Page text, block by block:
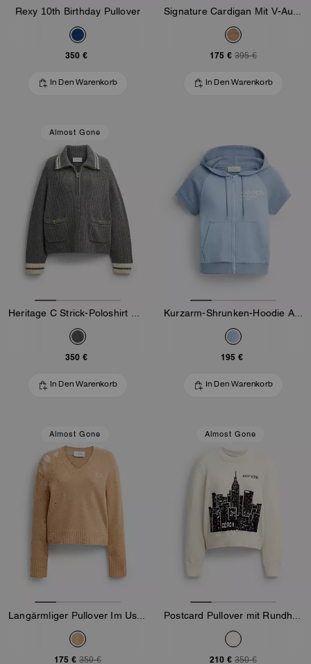
Rexy 10th Birthday Pullover
350 €
In Den Warenkorb
175 € 395 €
In Den Warenkorb
Almost Gone
Heritage C Strick-Poloshirt mit Viertel-Reißverschluss
350 €
In Den Warenkorb
Kurzarm-Shrunken-Hoodie Aus Bio-Baumwolle
195 €
In Den Warenkorb
Almost Gone
175 € 350 €
Almost Gone
210 € 350 €